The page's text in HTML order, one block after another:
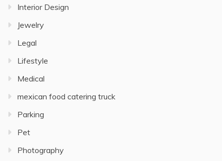
Interior Design
Jewelry
Legal
Lifestyle
Medical
mexican food catering truck
Parking
Pet
Photography